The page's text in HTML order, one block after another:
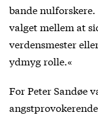
bande
valget mellem at
verdensmester
ydmyg rolle.«
For Peter Sandøe